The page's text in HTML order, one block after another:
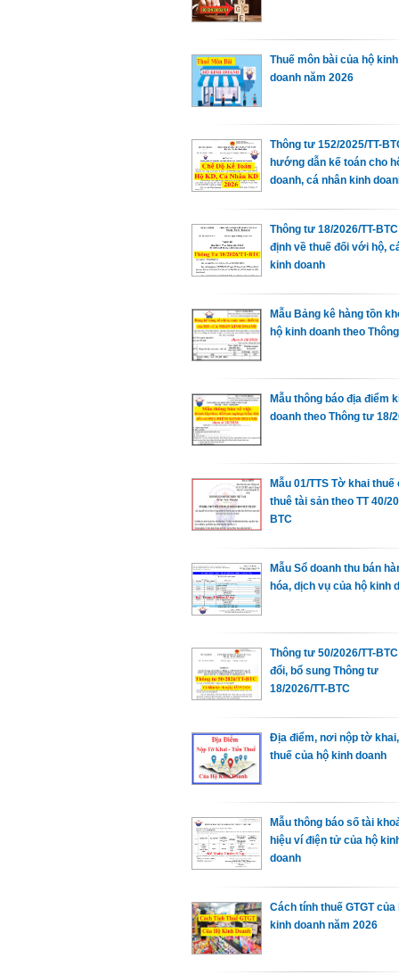
Thuế môn bài của hộ kinh
doanh năm 2026
Thông tư 152/2025/TT-
hướng dẫn kế toán cho
doanh, cá nhân kinh
Thông tư 18/2026/TT-
định về thuế đối với hộ,
kinh doanh
Mẫu Bảng kê hàng tồn
hộ kinh doanh theo
Mẫu thông báo địa điểm
doanh theo Thông tư 18/
Mẫu 01/TTS Tờ khai thuế
thuê tài sản theo TT 40/
BTC
Mẫu Sổ doanh thu bán
hóa, dịch vụ của hộ kinh
Thông tư 50/2026/TT-
đổi, bổ sung Thông tư
18/2026/TT-BTC
Địa điểm, nơi nộp tờ
thuế của hộ kinh doanh
Mẫu thông báo số tài
hiệu ví điện tử của hộ
doanh
Cách tính thuế GTGT của
kinh doanh năm 2026